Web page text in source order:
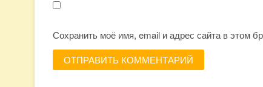
Сохранить моё имя, email и адрес сайта в этом